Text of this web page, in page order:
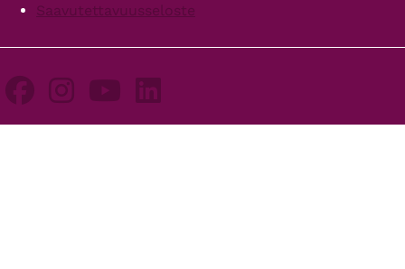
Saavutettavuusseloste